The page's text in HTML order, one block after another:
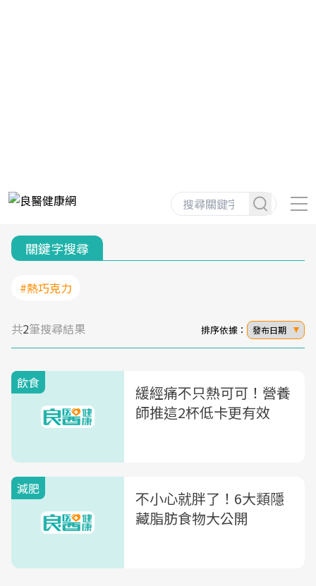
關鍵字搜尋
#熱巧克力
共2筆搜尋結果 排序依據： 發布日期
飲食
緩經痛不只熱可可！營養
師推這2杯低卡更有效
減肥
不小心就胖了！6大類隱
藏脂肪食物大公開